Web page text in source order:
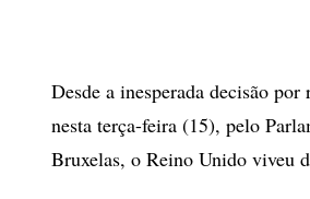
Desde a inesperada decisão
nesta terça-feira (15), pelo
Bruxelas, o Reino Unido viveu